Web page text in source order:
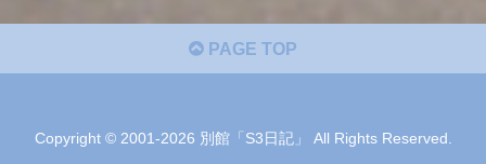
PAGE TOP
Copyright © 2001-2026 別館「S3日記」 All Rights Reserved.